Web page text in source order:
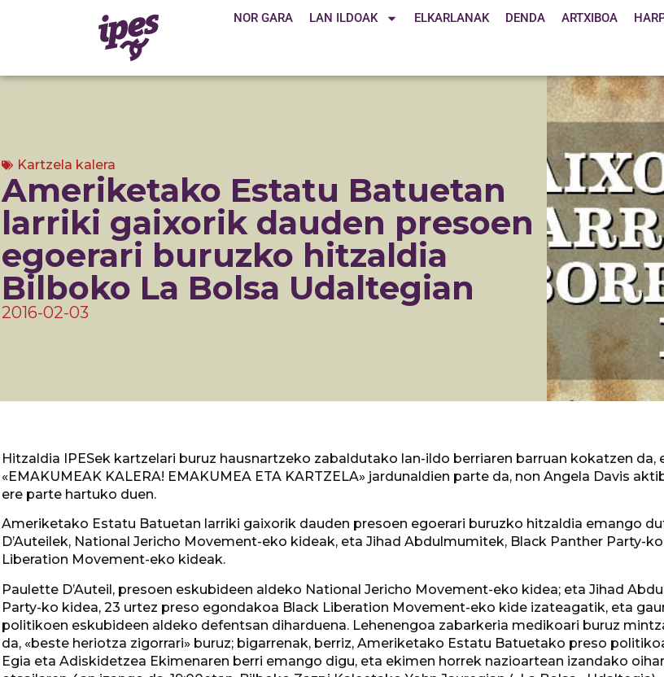
NOR GARA LAN ILDOAK ELKARLANAK DENDA ARTXIBOA
Kartzela kalera
Ameriketako Estatu Batuetan
larriki gaixorik dauden presoen
egoerari buruzko hitzaldia
Bilboko La Bolsa Udaltegian
2016-02-03
Hitzaldia IPESek kartzelari buruz hausnartzeko zabaldutako lan-ildo berriaren barruan kokatzen da,
«EMAKUMEAK KALERA! EMAKUMEA ETA KARTZELA» jardunaldien parte da, non Angela Davis
ere parte hartuko duen.
Ameriketako Estatu Batuetan larriki gaixorik dauden presoen egoerari buruzko hitzaldia emango
D’Auteilek, National Jericho Movement-eko kideak, eta Jihad Abdulmumitek, Black Panther Party-
Liberation Movement-eko kideak.
Paulette D’Auteil, presoen eskubideen aldeko National Jericho Movement-eko kidea; eta Jihad
Party-ko kidea, 23 urtez preso egondakoa Black Liberation Movement-eko kide izateagatik, eta
politikoen eskubideen aldeko defentsan diharduena. Lehenengoa zabarkeria medikoari buruz
da, «beste heriotza zigorrari» buruz; bigarrenak, berriz, Ameriketako Estatu Batuetako preso
Egia eta Adiskidetzea Ekimenaren berri emango digu, eta ekimen horrek nazioartean izandako